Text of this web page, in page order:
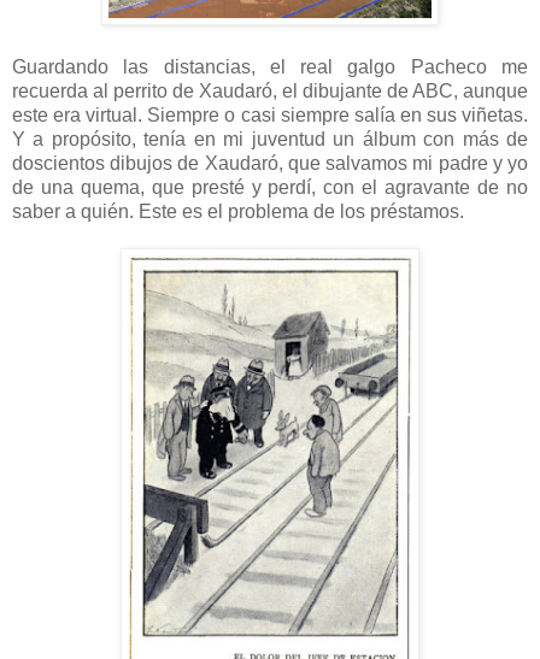
Guardando las distancias, el real galgo Pacheco me
recuerda al perrito de Xaudaró, el dibujante de ABC, aunque
este era virtual. Siempre o casi siempre salía en sus viñetas.
Y a propósito, tenía en mi juventud un álbum con más de
doscientos dibujos de Xaudaró, que salvamos mi padre y yo
de una quema, que presté y perdí, con el agravante de no
saber a quién. Este es el problema de los préstamos.